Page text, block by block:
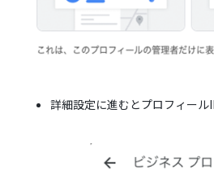
詳細設定に進むとプロフィール